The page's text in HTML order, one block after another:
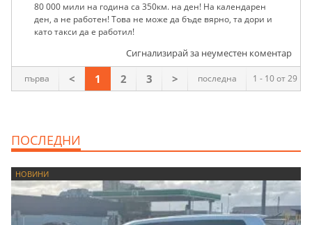
80 000 мили на година са 350км. на ден! На календарен
ден, а не работен! Това не може да бъде вярно, та дори и
като такси да е работил!
Сигнализирай за неуместен коментар
1 - 10 от 29
първа < 1 2 3 > последна
ПОСЛЕДНИ
НОВИНИ